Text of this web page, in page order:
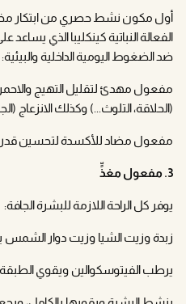
أول مكون نشط حصري من ابتكار
الفعالة النباتية كينكليبا الذي
ضد الضغوط اليومية الداخلية والبيئية:
مفعول مهدئ لتقليل التهيج
(الحلاقة، التلوث...) وكذلك الانزعاج
مفعول مضاد للأكسدة لتحسين قدرة
3. مفعول مغذٍّ
يوفر كل الراحة اللازمة للبشرة الجافة:
زبدة وزيت الشيا وزيت دوار الشمس
يرطب الفيتوسكوالين ويقوي الطبقة